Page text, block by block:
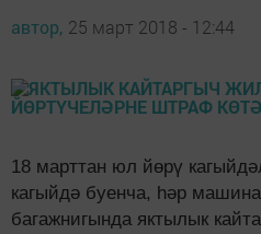
автор, 25 март 2018 - 12:44
18 марттан юл йөрү
кагыйдә буенча, һәр
багажнигында яктылык